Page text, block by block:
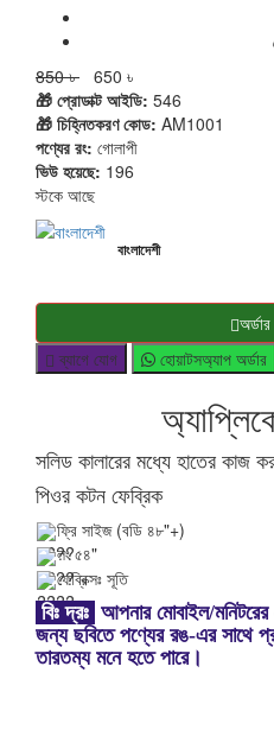
850 ৳ 650 ৳
🎁 প্রোডাক্ট আইডি: 546
🎁 চিহ্নিতকরণ কোড: AM1001
পণ্যের রং: গোলাপী
ভিউ হয়েছে: 196
স্টকে আছে
বাংলাদেশী
ব্যাগে যোগ
হোয়াটসঅ্যাপ অর্ডার
সলিড কালারের মধ্যে হাতের কাজ
পিওর কটন ফেব্রিক
ফ্রি সাইজ (বডি ৪৮"+)
লং ৫৪"
ফেব্রিক্সঃ সূতি
বিঃ দ্রঃ আপনার মোবাইল/
জন্য ছবিতে পণ্যের রঙ-এর সাথে
তারতম্য মনে হতে পারে।